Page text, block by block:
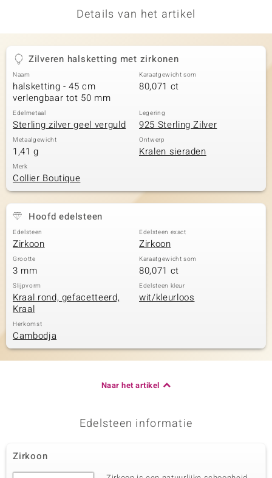
Details van het artikel
Zilveren halsketting met zirkonen
Naam
halsketting - 45 cm
verlengbaar tot 50 mm
Karaatgewicht som
80,071 ct
Edelmetaal
Sterling zilver geel verguld
Legering
925 Sterling Zilver
Metaalgewicht
1,41 g
Ontwerp
Kralen sieraden
Merk
Collier Boutique
Hoofd edelsteen
Edelsteen
Zirkoon
Edelsteen exact
Zirkoon
Grootte
3 mm
Karaatgewicht som
80,071 ct
Slijpvorm
Kraal rond, gefacetteerd,
Kraal
Edelsteen kleur
wit/kleurloos
Herkomst
Cambodja
Naar het artikel
Edelsteen informatie
Zirkoon